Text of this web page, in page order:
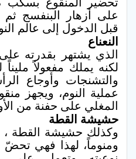
على أزهار البنفسج
قبل الدخول إلى عالم
النعناع
الذي يشتهر بقدرته
لكنه يملك مفعولاً
والتشنجات وأوجاع
عملية النوم، ويجهز
المغلي على حفنة من
حشيشة القطة
وكذلك حشيشة القطة ،
ومنوماً، لهذا فهي